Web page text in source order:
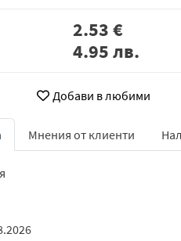
2.53€
4.95лв.
Добави в любими
Мнения от клиенти